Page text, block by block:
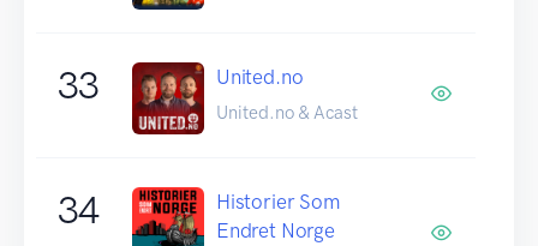
33 United.no
United.no & Acast
34
Historier Som
Endret Norge